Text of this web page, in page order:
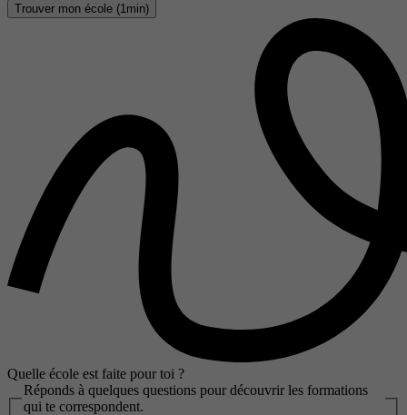
Trouver mon école (1min)
Quelle école est faite pour toi ?
Réponds à quelques questions pour découvrir les formations
qui te correspondent.